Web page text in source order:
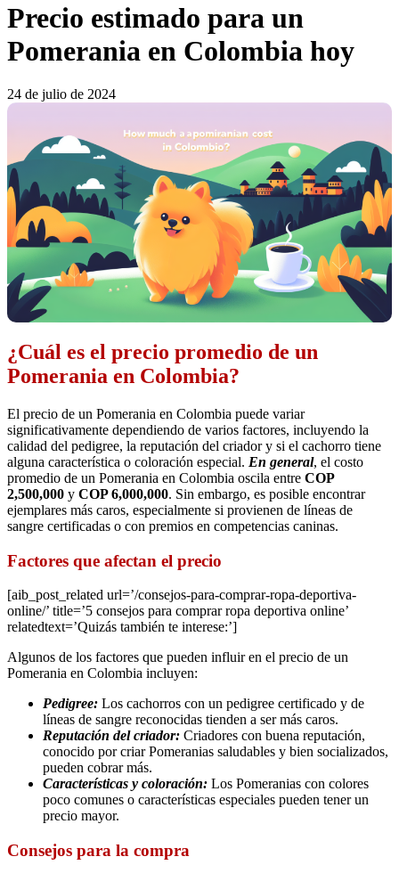
Precio estimado para un
Pomerania en Colombia hoy
24 de julio de 2024
¿Cuál es el precio promedio de un
Pomerania en Colombia?
El precio de un Pomerania en Colombia puede variar
significativamente dependiendo de varios factores, incluyendo la
calidad del pedigree, la reputación del criador y si el cachorro tiene
alguna característica o coloración especial. En general, el costo
promedio de un Pomerania en Colombia oscila entre COP
2,500,000 y COP 6,000,000. Sin embargo, es posible encontrar
ejemplares más caros, especialmente si provienen de líneas de
sangre certificadas o con premios en competencias caninas.
Factores que afectan el precio
[aib_post_related url=’/consejos-para-comprar-ropa-deportiva-
online/’ title=’5 consejos para comprar ropa deportiva online’
relatedtext=’Quizás también te interese:’]
Algunos de los factores que pueden influir en el precio de un
Pomerania en Colombia incluyen:
Pedigree: Los cachorros con un pedigree certificado y de
líneas de sangre reconocidas tienden a ser más caros.
Reputación del criador: Criadores con buena reputación,
conocido por criar Pomeranias saludables y bien socializados,
pueden cobrar más.
Características y coloración: Los Pomeranias con colores
poco comunes o características especiales pueden tener un
precio mayor.
Consejos para la compra